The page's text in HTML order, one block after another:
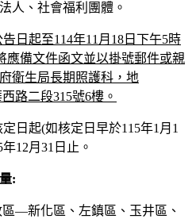
人、社會福利團體。
告日起至114年11月18日下午5時
應備文件函文並以掛號郵件或親
衛生局長期照護科，地
路二段315號6樓。
日起(如核定日早於115年1月1
12月31日止。
:
—新化區、左鎮區、玉井區、